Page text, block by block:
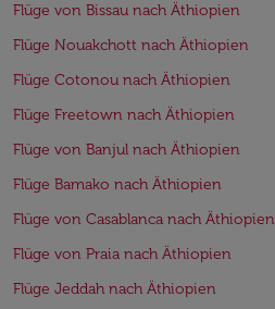
Flüge von Bissau nach Äthiopien
Flüge Nouakchott nach Äthiopien
Flüge Cotonou nach Äthiopien
Flüge Freetown nach Äthiopien
Flüge von Banjul nach Äthiopien
Flüge Bamako nach Äthiopien
Flüge von Casablanca nach Äthiopien
Flüge von Praia nach Äthiopien
Flüge Jeddah nach Äthiopien